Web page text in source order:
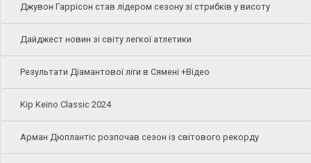
Джувон Гаррісон став лідером сезону зі стрибків у висоту
Дайджест новин зі світу легкої атлетики
Результати Діамантової ліги в Сямені +Відео
Kip Keino Classic 2024
Арман Дюплантіс розпочав сезон із світового рекорду